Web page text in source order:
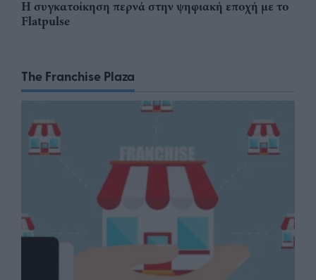
Η συγκατοίκηση περνά στην ψηφιακή εποχή με το
Flatpulse
The Franchise Plaza